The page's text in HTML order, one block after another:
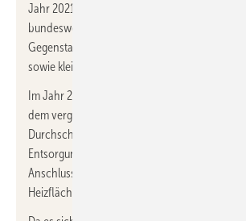
Jahr 2021 im Rahmen ihres
bundesweit die Preise für verschiedene
Gegenstand der Erhebung sind Ein- und
sowie kleinere Mehrfamilienhäuser.
Im Jahr 2025 lagen je Heizungsart 74 bis 133
dem vergangenen Jahr vor. Daraus wurden für
Durchschnittspreise ermittelt. Alle Preise
Entsorgung des alten Wärmeerzeugers und
Anschluss der neuen Anlage (ohne neue
Heizflächen).